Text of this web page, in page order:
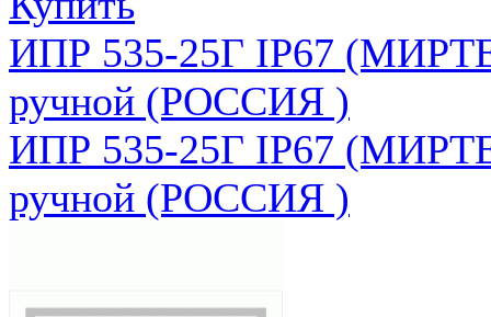
ИПР 535-25Г IP67
ручной (РОССИЯ )
ИПР 535-25Г IP67
ручной (РОССИЯ )